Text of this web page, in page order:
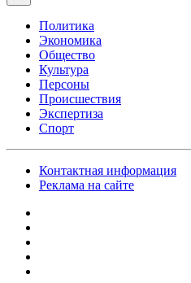
Политика
Экономика
Общество
Культура
Персоны
Происшествия
Экспертиза
Спорт
Контактная информация
Реклама на сайте